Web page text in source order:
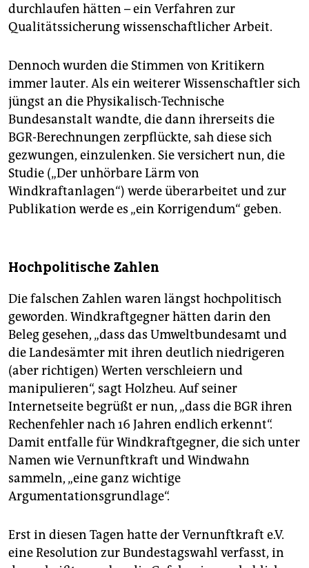
durchlaufen hätten – ein Verfahren zur
Qualitätssicherung wissenschaftlicher Arbeit.
Dennoch wurden die Stimmen von Kritikern
immer lauter. Als ein weiterer Wissenschaftler sich
jüngst an die Physikalisch-Technische
Bundesanstalt wandte, die dann ihrerseits die
BGR-Berechnungen zerpflückte, sah diese sich
gezwungen, einzulenken. Sie versichert nun, die
Studie („Der unhörbare Lärm von
Windkraftanlagen“) werde überarbeitet und zur
Publikation werde es „ein Korrigendum“ geben.
Hochpolitische Zahlen
Die falschen Zahlen waren längst hochpolitisch
geworden. Windkraftgegner hätten darin den
Beleg gesehen, „dass das Umweltbundesamt und
die Landesämter mit ihren deutlich niedrigeren
(aber richtigen) Werten verschleiern und
manipulieren“, sagt Holzheu. Auf seiner
Internetseite begrüßt er nun, „dass die BGR ihren
Rechenfehler nach 16 Jahren endlich erkennt“.
Damit entfalle für Windkraftgegner, die sich unter
Namen wie Vernunftkraft und Windwahn
sammeln, „eine ganz wichtige
Argumentationsgrundlage“.
Erst in diesen Tagen hatte der Vernunftkraft e.V.
eine Resolution zur Bundestagswahl verfasst, in